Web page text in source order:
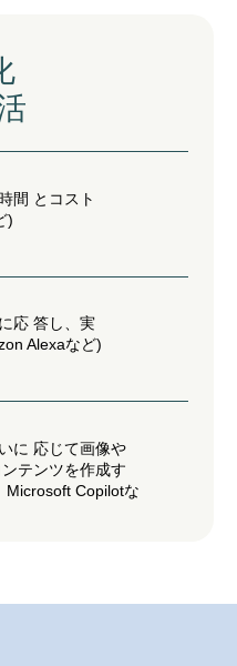
間 とコスト
)
応 答し、実
Alexaなど)
に 応じて画像や
テンツを作成す
Microsoft Copilotな